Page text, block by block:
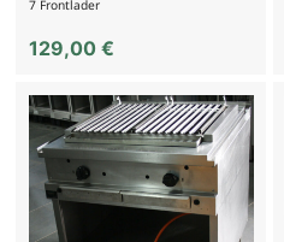
7 Frontlader
129,00 €